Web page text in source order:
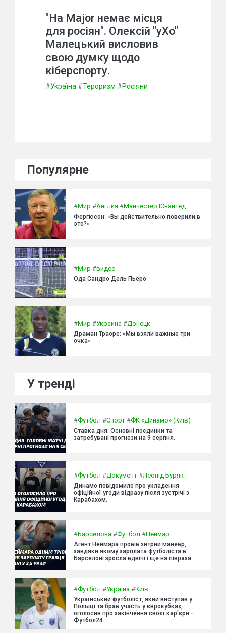
"На Major немає місця
для росіян". Олексій "yXo"
Малецький висловив
свою думку щодо
кіберспорту.
#Україна #Тероризм #Росіяни
Популярне
#Мир #Англия #Манчестер Юнайтед
Фергюсон: «Вы действительно поверили в
это?»
#Мир #видео
Ода Сандро Дель Пьеро
#Мир #Украина #Донецк
Драман Траоре: «Мы взяли важные три
очка»
У тренді
#Футбол #Спорт #ФК «Динамо» (Київ)
Ставка дня: Основні поєдинки та
затребувані прогнози на 9 серпня.
#Футбол #Документ #Леонід Буряк
Динамо повідомило про укладення
офіційної угоди відразу після зустрічі з
Карабахом.
#Барселона #Футбол #Неймар
Агент Неймара провів хитрий маневр,
завдяки якому зарплата футболіста в
Барселоні зросла вдвічі і ще на півраза.
#Футбол #Україна #Київ
Український футболіст, який виступав у
Польщі та брав участь у єврокубках,
оголосив про закінчення своєї кар'єри -
Футбол24.